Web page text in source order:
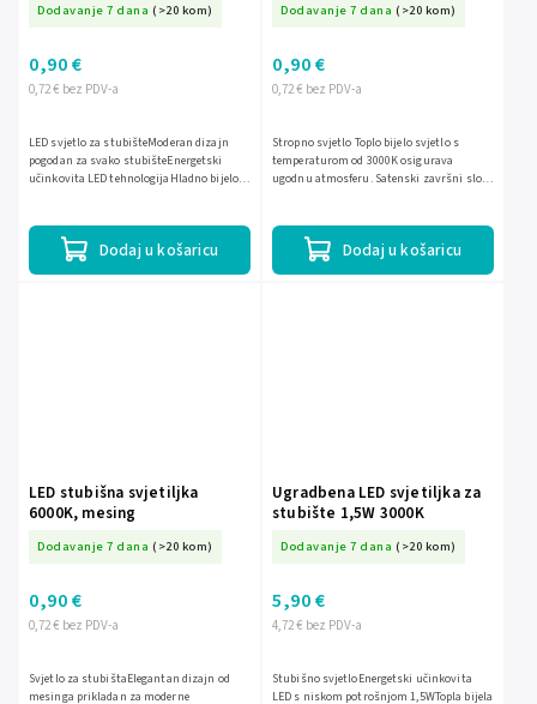
Dodavanje 7 dana (>20 kom)
0,72 € bez PDV-a
0,90 €
Dodaj u košaricu
LED svjetlo za stubišteModeran dizajn
pogodan za svako stubišteEnergetski
učinkovita LED tehnologijaHladno bijelo
Dodavanje 7 dana (>20 kom)
0,72 € bez PDV-a
0,90 €
Dodaj u košaricu
Stropno svjetlo Toplo bijelo svjetlo s
temperaturom od 3000K osigurava
ugodnu atmosferu. Satenski završni sloj
LED stubišna svjetiljka
6000K, mesing
Dodavanje 7 dana (>20 kom)
0,72 € bez PDV-a
0,90 €
Svjetlo za stubištaElegantan dizajn od
mesinga prikladan za moderne
Ugradbena LED svjetiljka za
stubište 1,5W 3000K
Dodavanje 7 dana (>20 kom)
4,72 € bez PDV-a
5,90 €
Stubišno svjetloEnergetski učinkovita
LED s niskom potrošnjom 1,5WTopla bijela